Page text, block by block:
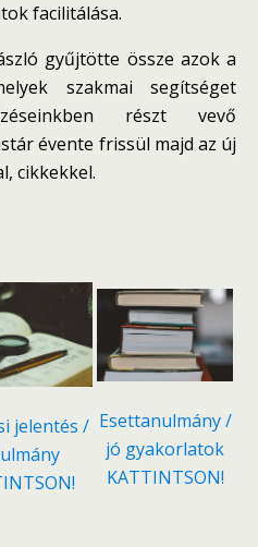
facilitálása.
gyűjtötte össze azok a
szakmai segítséget
részt vevő
évente frissül majd az új
cikkekkel.
jelentés / Esettanulmány /
jó gyakorlatok
KATTINTSON!